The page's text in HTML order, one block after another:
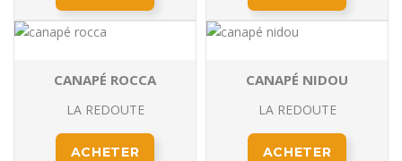
CANAPÉ ROCCA
LA REDOUTE
ACHETER
CANAPÉ NIDOU
LA REDOUTE
ACHETER